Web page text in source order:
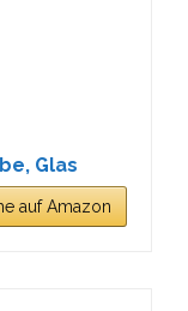
Glas
auf Amazon